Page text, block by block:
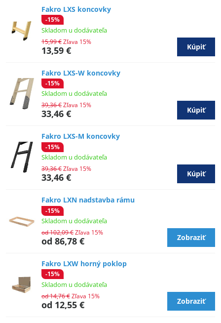
Fakro LXS koncovky
-15%
Skladom u dodávateľa
13,59 €
15,99 €Zľava 15%
Kúpiť
Fakro LXS-W koncovky
-15%
Skladom u dodávateľa
33,46 €
39,36 €Zľava 15%
Kúpiť
Fakro LXS-M koncovky
-15%
Skladom u dodávateľa
33,46 €
39,36 €Zľava 15%
Kúpiť
Fakro LXN nadstavba rámu
-15%
Skladom u dodávateľa
od 86,78 €
od 102,09 €Zľava 15%
Zobraziť
Fakro LXW horný poklop
-15%
Skladom u dodávateľa
od 12,55 €
od 14,76 €Zľava 15%
Zobraziť